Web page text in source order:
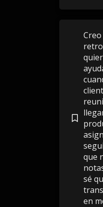
que
sé
en